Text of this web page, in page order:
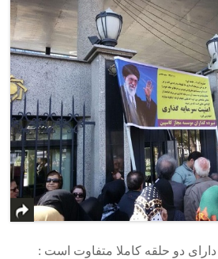
دارای دو حلقه کاملا متفاوت است :